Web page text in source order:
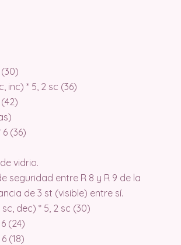
(30)
inc) * 5, 2 sc (36)
6 (36)
vidrio.
seguridad entre R 8 y R 9 de la
de 3 st (visible) entre sí.
sc, dec) * 5, 2 sc (30)
(24)
(18)